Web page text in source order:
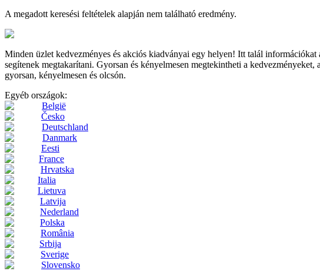
A megadott keresési feltételek alapján nem található eredmény.
Minden üzlet kedvezményes és akciós kiadványai egy helyen! Itt talál
segítenek megtakarítani. Gyorsan és kényelmesen megtekintheti a
gyorsan, kényelmesen és olcsón.
Egyéb országok:
België
Česko
Deutschland
Danmark
Eesti
France
Hrvatska
Italia
Lietuva
Latvija
Nederland
Polska
România
Srbija
Sverige
Slovensko